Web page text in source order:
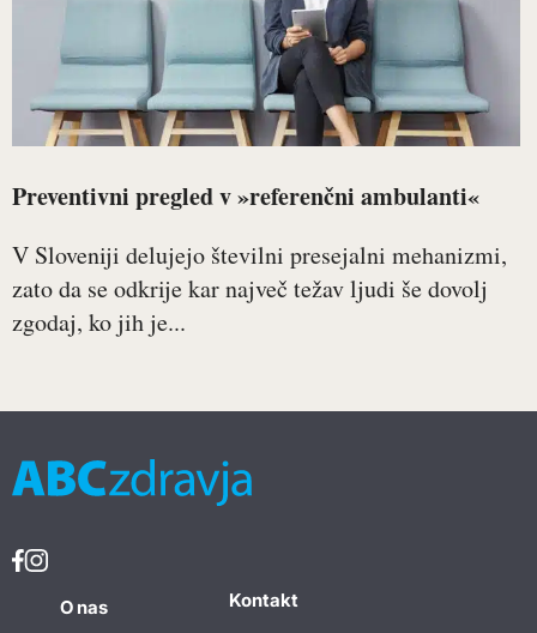
Preventivni pregled v »referenčni ambulanti«
V Sloveniji delujejo številni presejalni mehanizmi,
zato da se odkrije kar največ težav ljudi še dovolj
zgodaj, ko jih je...
O nas
Kontakt